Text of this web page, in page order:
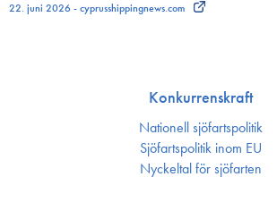
22. juni 2026 - cyprusshippingnews.com
Konkurrenskraft
Nationell sjöfartspolitik
Sjöfarts­politik inom EU
Nyckeltal för sjöfarten